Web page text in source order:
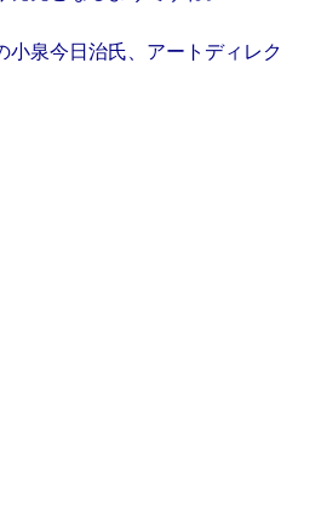
小泉今日治氏、アートディレク